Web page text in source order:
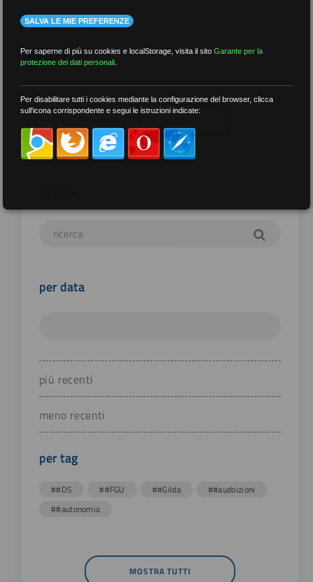
ESAMI DI STATO 16 Gennaio 2010
per data
più recenti
meno recenti
per tag
##DS ##FGU ##Gilda
##audoizioni
##autonomia
MOSTRA TUTTI
SALVA LE MIE PREFERENZE
Per saperne di più su cookies e localStorage, visita il sitoGarante per la
protezione dei dati personali
Per disabilitare tutti i cookies mediante la configurazione del browser, clicca
sull'icona corrispondente e segui le istruzioni indicate: